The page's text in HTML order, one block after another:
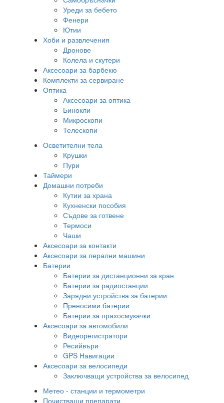
Уреди за бебето
Фенери
Ютии
Хоби и развлечения
Дронове
Колела и скутери
Аксесоари за барбекю
Комплекти за сервиране
Оптика
Аксесоари за оптика
Бинокли
Микроскопи
Телескопи
Осветителни тела
Крушки
Пури
Таймери
Домашни потреби
Кутии за храна
Кухненски пособия
Съдове за готвене
Термоси
Чаши
Аксесоари за контакти
Аксесоари за перални машини
Батерии
Батерии за дистанционни за кран
Батерии за радиостанции
Зарядни устройства за батерии
Преносими батерии
Батерии за прахосмукачки
Аксесоари за автомобили
Видеорегистратори
Ресийвъри
GPS Навигации
Аксесоари за велосипеди
Заключващи устройства за велосипед
Метео - станции и термометри
Почистващи препарати